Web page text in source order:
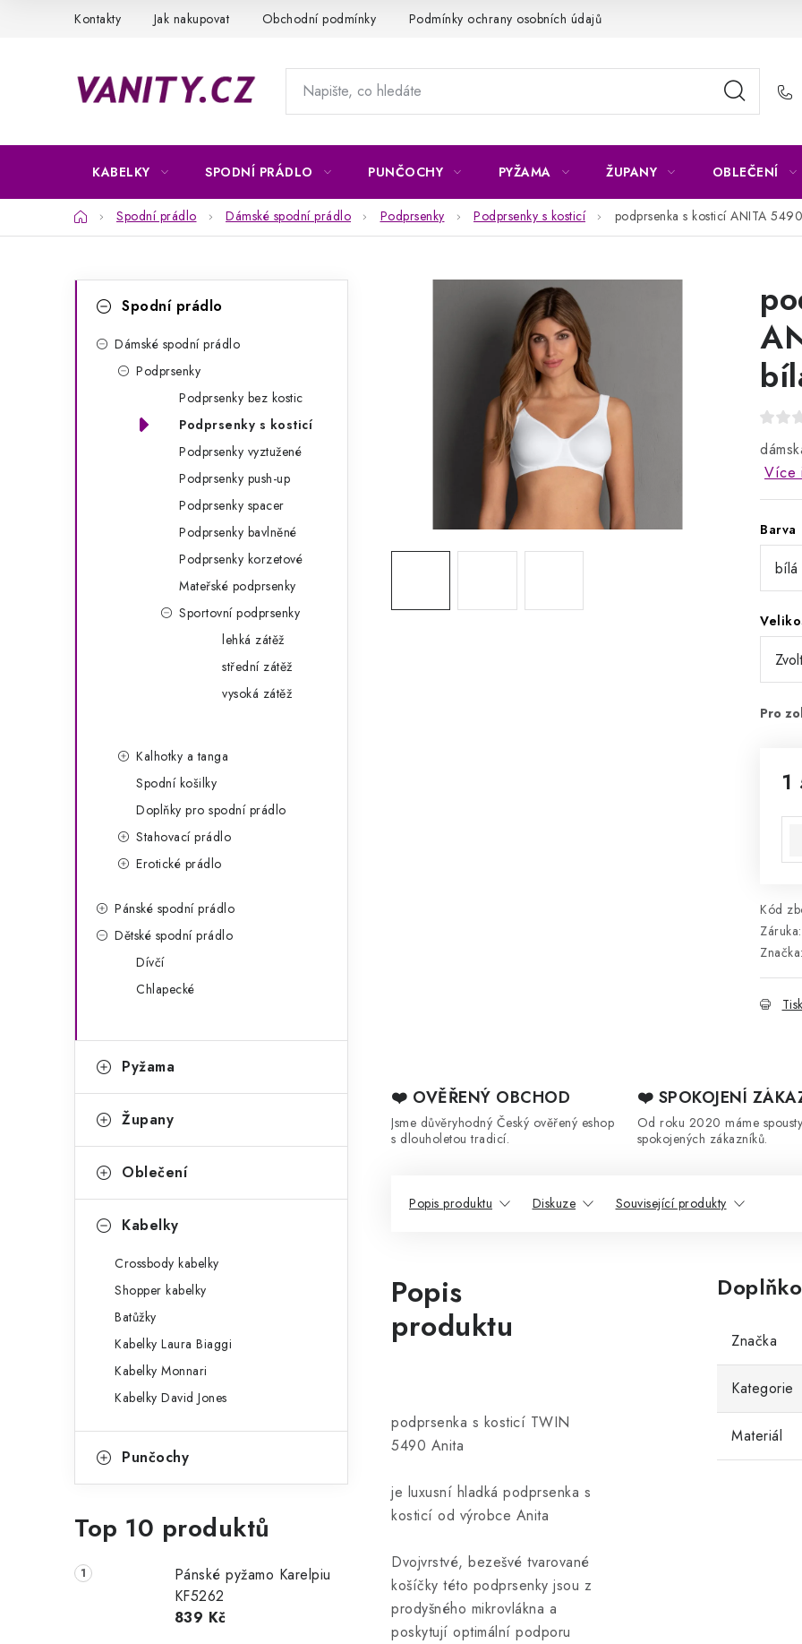
Kontakty Jak nakupovat Obchodní podmínky Podmínky ochrany osobních údajů
KABELKY SPODNÍ PRÁDLO PUNČOCHY PYŽAMA ŽUPANY OBLEČENÍ
DomůSpodní prádlo Dámské spodní prádlo Podprsenky Podprsenky s kosticí podprsenka s kosticí ANITA
kategorieSpodní prádlo
Dámské spodní prádlo
Podprsenky
Podprsenky bez kostic
Podprsenky s kosticí
Podprsenky vyztužené
Podprsenky push-up
Podprsenky spacer
Podprsenky bavlněné
Podprsenky korzetové
Mateřské podprsenky
Sportovní podprsenky
lehká zátěž
střední zátěž
vysoká zátěž
Kalhotky a tanga
Spodní košilky
Doplňky pro spodní prádlo
Stahovací prádlo
Erotické prádlo
Pánské spodní prádlo
Dětské spodní prádlo
Dívčí
Chlapecké
Pyžama
Župany
Oblečení
Kabelky
Crossbody kabelky
Shopper kabelky
Batůžky
Kabelky Laura Biaggi
Kabelky Monnari
Kabelky David Jones
Punčochy
Top 10 produktů
Pánské pyžamo Karelpiu
KF5262
839 Kč
Více
Barva
1
Kód
Záruka:
Značka:
Tisk
❤️ OVĚŘENÝ OBCHOD
Jsme důvěryhodný Český ověřený eshop
s dlouholetou tradicí.
❤️ SPOKOJENÍ
Od roku 2020 máme spousty
spokojených zákazníků.
Popis produktu Diskuze Související produkty
Popis
produktu
podprsenka s kosticí TWIN
5490 Anita
je luxusní hladká podprsenka s
kosticí od výrobce Anita
Dvojvrstvé, bezešvé tvarované
košíčky této podprsenky jsou z
prodyšného mikrovlákna a
poskytují optimální podporu
Značka
Kategorie
Materiál